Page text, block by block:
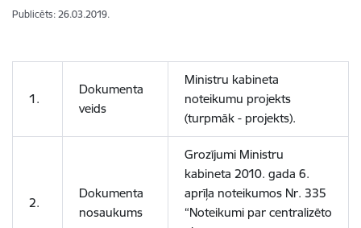
Publicēts: 26.03.2019.
1.
Dokumenta
veids
Ministru kabineta
noteikumu projekts
(turpmāk - projekts).
2.
Dokumenta
nosaukums
Grozījumi Ministru
kabineta 2010. gada 6.
aprīļa noteikumos Nr. 335
“Noteikumi par centralizēto